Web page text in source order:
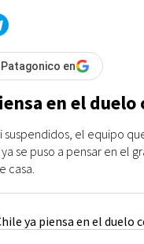
en
en el duelo
suspendidos, el equipo
se puso a pensar en el
casa.